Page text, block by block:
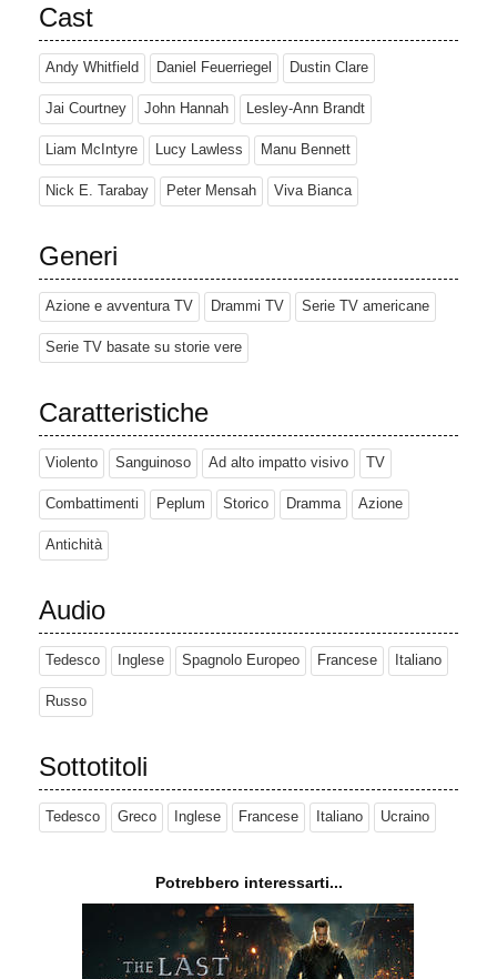
Cast
Andy Whitfield Daniel Feuerriegel Dustin Clare
Jai Courtney John Hannah Lesley-Ann Brandt
Liam McIntyre Lucy Lawless Manu Bennett
Nick E. Tarabay Peter Mensah Viva Bianca
Generi
Azione e avventura TV Drammi TV Serie TV americane
Serie TV basate su storie vere
Caratteristiche
Violento Sanguinoso Ad alto impatto visivo TV
Combattimenti Peplum Storico Dramma Azione
Antichità
Audio
Tedesco Inglese Spagnolo Europeo Francese Italiano
Russo
Sottotitoli
Tedesco Greco Inglese Francese Italiano Ucraino
Potrebbero interessarti...